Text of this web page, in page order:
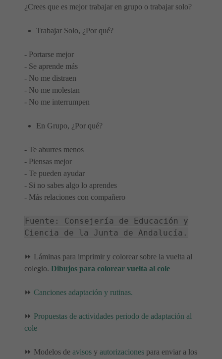
¿Crees que es mejor trabajar en grupo o trabajar solo?
Trabajar Solo, ¿Por qué?
- Portarse mejor
- Se aprende más
- No me distraen
- No me molestan
- No me interrumpen
En Grupo, ¿Por qué?
- Te aburres menos
- Piensas mejor
- Te pueden ayudar
- Si no sabes algo lo aprendes
- Más relaciones con compañero
Fuente: Consejería de Educación y
Ciencia de la Junta de Andalucía.
⏩ Láminas para imprimir y colorear sobre la vuelta al
colegio. Dibujos para colorear vuelta al cole
⏩ Canciones adaptación y rutinas.
⏩ Propuestas de actividades periodo de adaptación al
cole
⏩ Modelos de avisos y autorizaciones para enviar a los